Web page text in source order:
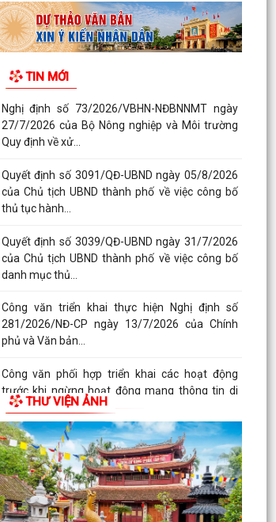
TIN MỚI
Nghị định số 73/2026/VBHN-NĐBNNMT ngày
27/7/2026 của Bộ Nông nghiệp và Môi trường
Quy định về xử...
Quyết định số 3091/QĐ-UBND ngày 05/8/2026
của Chủ tịch UBND thành phố về việc công bố
thủ tục hành...
Quyết định số 3039/QĐ-UBND ngày 31/7/2026
của Chủ tịch UBND thành phố về việc công bố
danh mục thủ...
Công văn triển khai thực hiện Nghị định số
281/2026/NĐ-CP ngày 13/7/2026 của Chính
phủ và Văn bản...
Công văn phối hợp triển khai các hoạt động
trước khi ngừng hoạt động mạng thông tin di
động công...
Nghị quyết số 12/2026/NQ-HĐND ngày
28/7/2026 của Hội đồng nhân dân thành phố
quy định về lệ phí...
THƯ VIỆN ẢNH